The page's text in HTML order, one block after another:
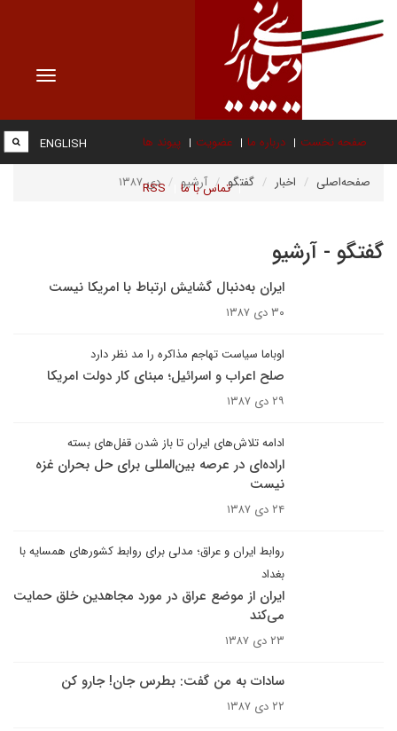
Toggle
صفحه نخست درباره ما عضویت پیوند ها
تماس با ما RSS
ENGLISH
صفحه‌اصلی اخبار گفتگو آرشیو دی ۱۳۸۷
گفتگو - آرشیو
ایران به‌دنبال گشایش ارتباط با امریکا نیست
۳۰ دی ۱۳۸۷
اوباما سیاست تهاجم مذاکره را مد نظر دارد
صلح اعراب و اسرائیل؛ مبنای کار دولت امریکا
۲۹ دی ۱۳۸۷
ادامه تلاش‌های ایران تا باز شدن قفل‌های بسته
اراده‌ای در عرصه بین‌المللی برای حل بحران غزه
نیست
۲۴ دی ۱۳۸۷
روابط ایران و عراق؛ مدلی برای روابط کشورهای همسایه با
بغداد
ایران از موضع عراق در مورد مجاهدین خلق حمایت
می‌کند
۲۳ دی ۱۳۸۷
سادات به من گفت: بطرس جان! جارو کن
۲۲ دی ۱۳۸۷